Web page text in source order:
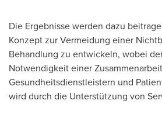
Die Ergebnisse werden dazu
Konzept zur Vermeidung einer
Behandlung zu entwickeln, wobei
Notwendigkeit einer
Gesundheitsdienstleistern und
wird durch die Unterstützung von